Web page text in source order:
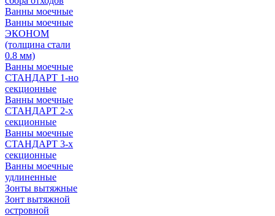
Ванны моечные
Ванны моечные
ЭКОНОМ
(толщина стали
0.8 мм)
Ванны моечные
СТАНДАРТ 1-но
секционные
Ванны моечные
СТАНДАРТ 2-х
секционные
Ванны моечные
СТАНДАРТ 3-х
секционные
Ванны моечные
удлиненные
Зонты вытяжные
Зонт вытяжной
островной